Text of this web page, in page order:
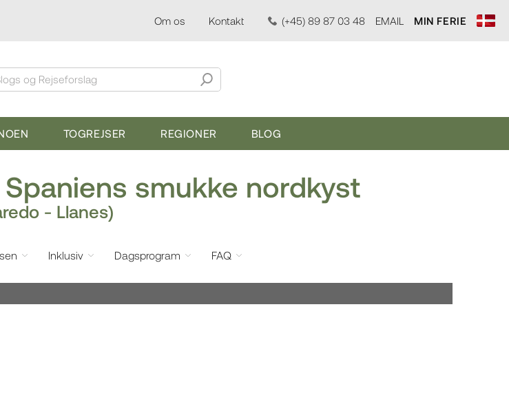
Om os Kontakt (+45) 89 87 03 48 EMAIL MIN FERIE
og Rejseforslag
TOGREJSER REGIONER BLOG
smukke nordkyst
- Llanes)
Inklusiv Dagsprogram FAQ